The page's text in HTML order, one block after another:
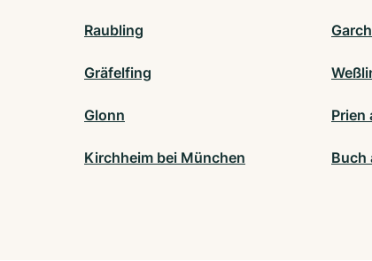
Raubling
Gräfelfing
Glonn Prien
Kirchheim bei München Buch